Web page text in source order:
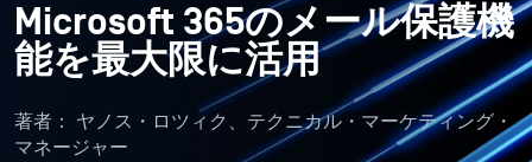
Microsoft 365のメール保護機
能を最大限に活用
著者： ヤノス・ロツィク、テクニカル・マーケティング・
マネージャー